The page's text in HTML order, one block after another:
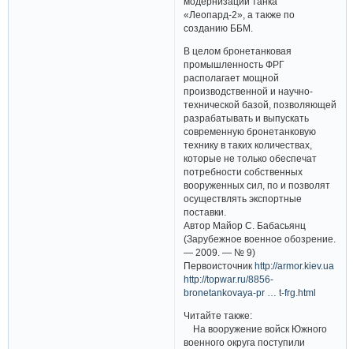
«Леопард-2», а также по
созданию ББМ.
В целом бронетанковая
промышленность ФРГ
располагает мощной
производственной и научно-
технической базой, позволяющей
разрабатывать и выпускать
современную бронетанковую
технику в таких количествах,
которые не только обеспечат
потребности собственных
вооруженных сил, по и позволят
осуществлять экспортные
поставки.
Автор Майор С. Бабасьянц
(Зарубежное военное обозрение.
— 2009. — № 9)
Первоисточникhttp://armor.kiev.ua
http://topwar.ru/8856-
bronetankovaya-pr … t-frg.html
Читайте также:
На вооружение войск Южного
военного округа поступили